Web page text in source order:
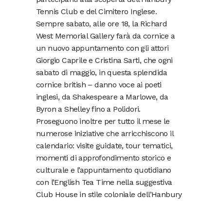
Tennis Club e del Cimitero Inglese.
Sempre sabato, alle ore 18, la Richard
West Memorial Gallery farà da cornice a
un nuovo appuntamento con gli attori
Giorgio Caprile e Cristina Sarti, che ogni
sabato di maggio, in questa splendida
cornice british – danno voce ai poeti
inglesi, da Shakespeare a Marlowe, da
Byron a Shelley fino a Polidori.
Proseguono inoltre per tutto il mese le
numerose iniziative che arricchiscono il
calendario: visite guidate, tour tematici,
momenti di approfondimento storico e
culturale e l’appuntamento quotidiano
con l’English Tea Time nella suggestiva
Club House in stile coloniale dell’Hanbury